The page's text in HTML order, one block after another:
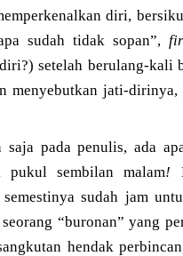
diri,
sudah tidak sopan”,
setelah berulang-kali
menyebutkan jati-
saja pada penulis, ada
sembilan malam!
sudah jam
“buronan” yang
hendak